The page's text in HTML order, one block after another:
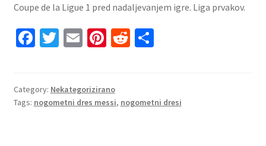
Coupe de la Ligue 1 pred nadaljevanjem igre. Liga prvakov.
Fa
o
o
T
er
E
l
Pi
es
t
R
t
S
e
Category: Nekategorizirano
Tags: nogometni dres messi, nogometni dresi